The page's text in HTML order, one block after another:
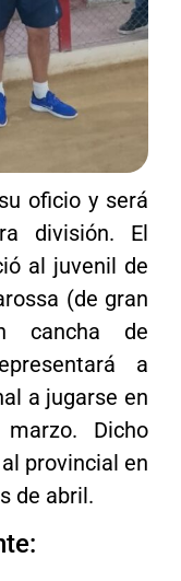
oficio y será
división. El
al juvenil de
(de gran
cancha de
a
a jugarse en
Dicho
provincial en
de abril.